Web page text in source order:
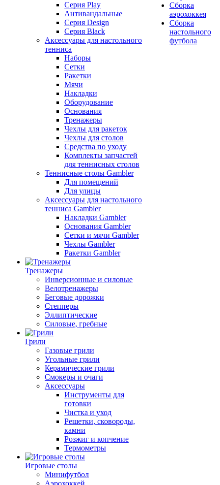
Серия Play
Антивандальные
Серия Design
Серия Black
Аксессуары для настольного
тенниса
Наборы
Сетки
Ракетки
Мячи
Накладки
Оборудование
Основания
Тренажеры
Чехлы для ракеток
Чехлы для столов
Средства по уходу
Комплекты запчастей
для теннисных столов
Теннисные столы Gambler
Для помещений
Для улицы
Аксессуары для настольного
тенниса Gambler
Накладки Gambler
Основания Gambler
Сетки и мячи Gambler
Чехлы Gambler
Ракетки Gambler
Тренажеры
Инверсионные и силовые
Велотренажеры
Беговые дорожки
Степперы
Эллиптические
Силовые, гребные
Грили
Газовые грили
Угольные грили
Керамические грили
Смокеры и очаги
Аксессуары
Инструменты для
готовки
Чистка и уход
Решетки, сковороды,
камни
Розжиг и копчение
Термометры
Игровые столы
Минифутбол
Аэрохоккей
Сборка
аэрохоккея
Сборка
настольного
футбола